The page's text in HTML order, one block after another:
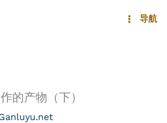
导航
的产物（下）